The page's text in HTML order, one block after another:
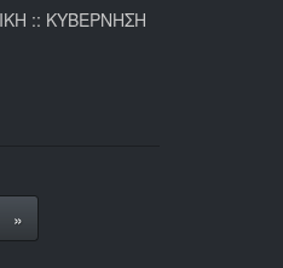
:: ΚΥΒΕΡΝΗΣΗ
»